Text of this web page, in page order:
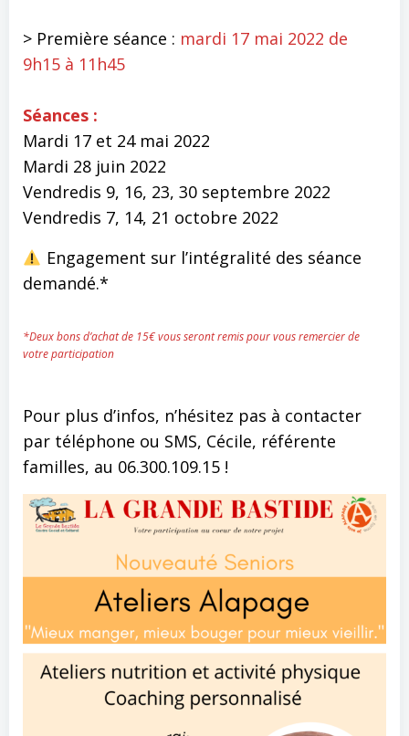
> Première séance : mardi 17 mai 2022 de
9h15 à 11h45
Séances :
Mardi 17 et 24 mai 2022
Mardi 28 juin 2022
Vendredis 9, 16, 23, 30 septembre 2022
Vendredis 7, 14, 21 octobre 2022
Engagement sur l’intégralité des séance
demandé.*
*Deux bons d’achat de 15€ vous seront remis pour vous remercier de
votre participation
Pour plus d’infos, n’hésitez pas à contacter
par téléphone ou SMS, Cécile, référente
familles, au 06.300.109.15 !